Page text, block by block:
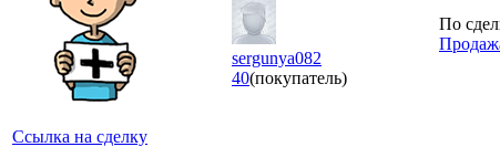
Ссылка на сделку
sergunya082
40(покупатель)
По